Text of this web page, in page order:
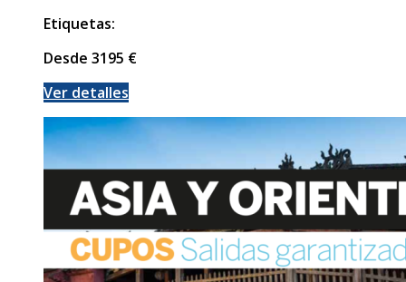
Etiquetas:
Desde 3195 €
Ver detalles